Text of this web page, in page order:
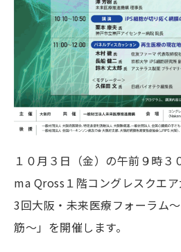
１０月３日（金）の午前９時
ma Qross１階コングレスクエ
3回大阪・未来医療フォーラム
筋～」を開催します。